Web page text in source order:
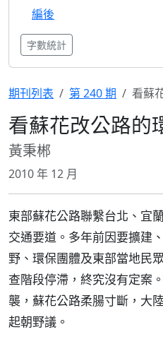
編後
字數統計
期刊列表 第 240 期 看蘇
看蘇花改公路的
黃秉郴
2010 年 12 月
東部蘇花公路聯繫台北、宜
交通要道。多年前因要擴建
野、環保團體及東部當地民
查階段停滯，終究沒有定案
襲，蘇花公路柔腸寸斷，大
起朝野議。